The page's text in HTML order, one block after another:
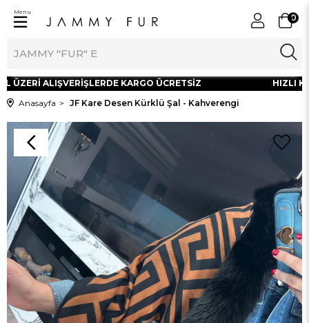
0
Menu
ÜZERİ ALIŞVERİŞLERDE KARGO ÜCRETSİZ
HIZLI
Anasayfa
JF Kare Desen Kürklü Şal - Kahverengi